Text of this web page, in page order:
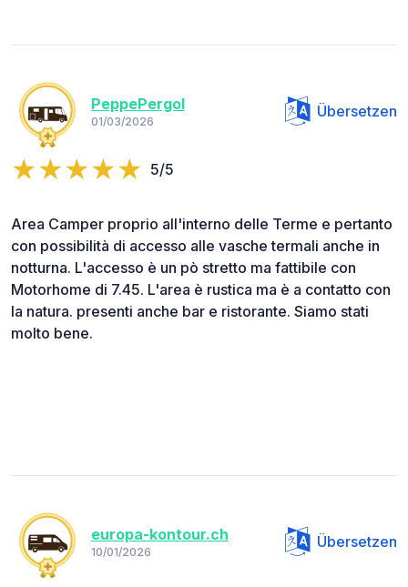
PeppePergol
01/03/2026
Übersetzen
5/5
Area Camper proprio all'interno delle Terme e pertanto
con possibilità di accesso alle vasche termali anche in
notturna. L'accesso è un pò stretto ma fattibile con
Motorhome di 7.45. L'area è rustica ma è a contatto con
la natura. presenti anche bar e ristorante. Siamo stati
molto bene.
europa-kontour.ch
10/01/2026
Übersetzen